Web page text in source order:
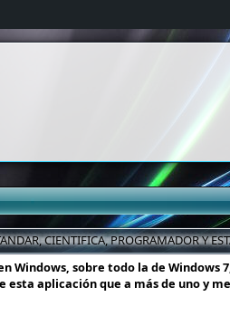
CIENTIFICA, PROGRAMADOR Y
sobre todo la de
aplicación que a más de uno y